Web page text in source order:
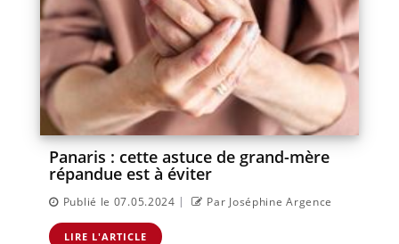
Panaris : cette astuce de grand-mère
répandue est à éviter
Publié le 07.05.2024 | Par Joséphine Argence
LIRE L'ARTICLE